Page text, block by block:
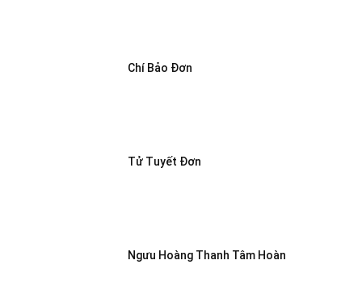
Chí Bảo Đơn
Tử Tuyết Đơn
Ngưu Hoàng Thanh Tâm Hoàn